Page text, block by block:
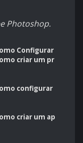
Photoshop.
Configurar o
criar um projeto
configurar um
criar um